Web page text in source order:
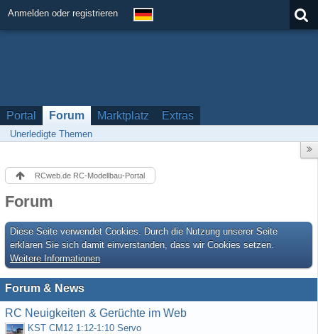
Anmelden oder registrieren
Portal Forum Marktplatz Extras
Unerledigte Themen
RCweb.de RC-Modellbau-Portal
Forum
Diese Seite verwendet Cookies. Durch die Nutzung unserer Seite
erklären Sie sich damit einverstanden, dass wir Cookies setzen.
Weitere Informationen
Forum & News
RC Neuigkeiten & Gerüchte im Web
KST CM12 1:12-1:10 Servo